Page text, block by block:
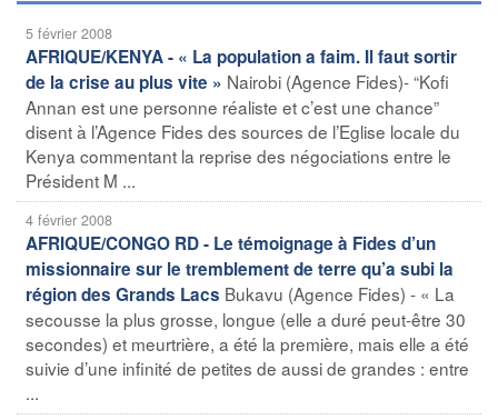
5 février 2008
AFRIQUE/KENYA - « La population a faim. Il faut sortir
de la crise au plus vite » Nairobi (Agence Fides)- “Kofi
Annan est une personne réaliste et c’est une chance”
disent à l’Agence Fides des sources de l’Eglise locale du
Kenya commentant la reprise des négociations entre le
Président M ...
4 février 2008
AFRIQUE/CONGO RD - Le témoignage à Fides d’un
missionnaire sur le tremblement de terre qu’a subi la
région des Grands Lacs Bukavu (Agence Fides) - « La
secousse la plus grosse, longue (elle a duré peut-être 30
secondes) et meurtrière, a été la première, mais elle a été
suivie d’une infinité de petites de aussi de grandes : entre
...